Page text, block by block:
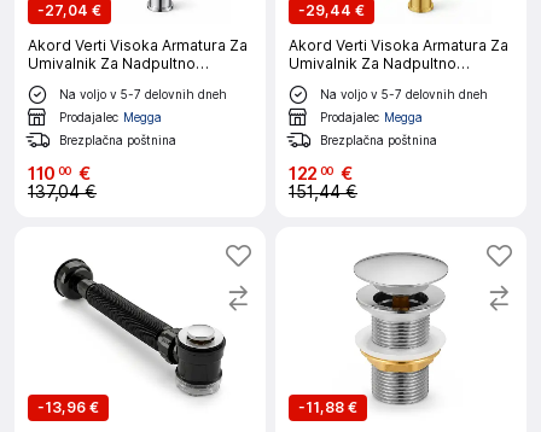
-27,04 €
Akord Verti Visoka Armatura Za
Umivalnik Za Nadpultno
Montažo, Krom
Na voljo v 5-7 delovnih dneh
Prodajalec Megga
Brezplačna poštnina
110 00 €
137,04 €
-29,44 €
Akord Verti Visoka Armatura Za
Umivalnik Za Nadpultno
Montažo, Zlata
Na voljo v 5-7 delovnih dneh
Prodajalec Megga
Brezplačna poštnina
122 00 €
151,44 €
-13,96 € -11,88 €